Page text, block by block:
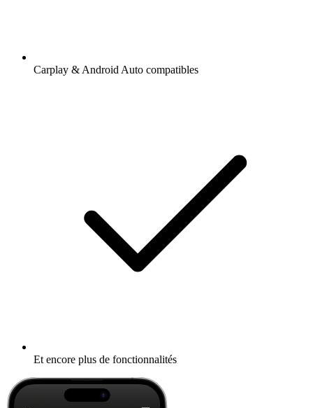
Carplay & Android Auto compatibles
Et encore plus de fonctionnalités